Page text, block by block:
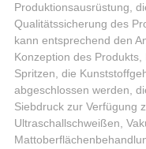
Produktionsausrüstung,
Qualitätssicherung des
kann entsprechend den
Konzeption des
Spritzen, die
abgeschlossen werden,
Siebdruck zur Verfügung
Ultraschallschweißen,